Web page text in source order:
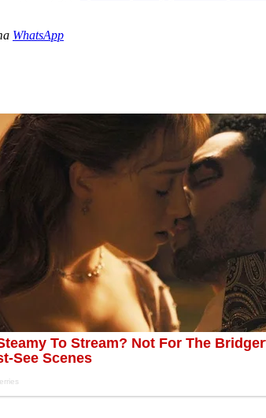
WhatsApp